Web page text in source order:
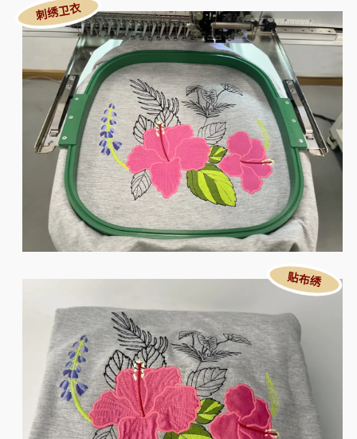
刺绣卫衣
贴布绣